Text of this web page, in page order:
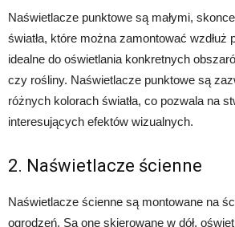
Naświetlacze punktowe są małymi,
światła, które można zamontować wzdłuż
idealne do oświetlania konkretnych
czy rośliny. Naświetlacze punktowe są
różnych kolorach światła, co pozwala na
interesujących efektów wizualnych.
2. Naświetlacze ścienne
Naświetlacze ścienne są montowane na
ogrodzeń. Są one skierowane w dół,